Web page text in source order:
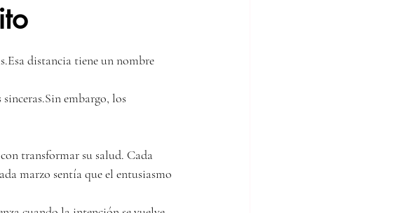
distancia tiene un nombre
embargo, los
transformar su salud. Cada
marzo sentía que el entusiasmo